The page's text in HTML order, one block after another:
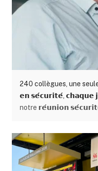
240 collègues, une
𝗲𝗻 𝘀𝗲́𝗰𝘂𝗿𝗶𝘁𝗲́, 𝗰𝗵𝗮𝗾𝘂𝗲
notre 𝗿𝗲́𝘂𝗻𝗶𝗼𝗻
autour de notre
derrière chaque
hommes 👷‍♀️👷 Et leur